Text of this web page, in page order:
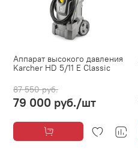
Аппарат высокого давления
Karcher HD 5/11 E Classic
87 550 руб.
79 000 руб./шт